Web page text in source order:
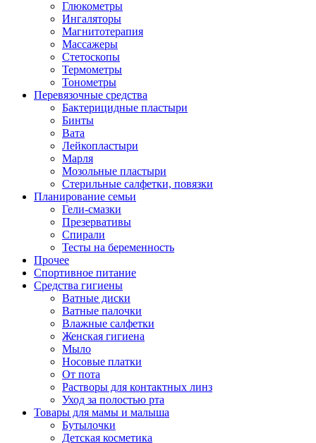
Глюкометры
Ингаляторы
Магнитотерапия
Массажеры
Стетоскопы
Термометры
Тонометры
Перевязочные средства
Бактерицидные пластыри
Бинты
Вата
Лейкопластыри
Марля
Мозольные пластыри
Стерильные салфетки, повязки
Планирование семьи
Гели-смазки
Презервативы
Спирали
Тесты на беременность
Прочее
Спортивное питание
Средства гигиены
Ватные диски
Ватные палочки
Влажные салфетки
Женская гигиена
Мыло
Носовые платки
От пота
Растворы для контактных линз
Уход за полостью рта
Товары для мамы и малыша
Бутылочки
Детская косметика